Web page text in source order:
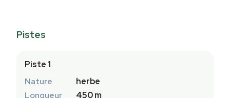
Pistes
Piste 1
Nature
herbe
Longueur
450 m